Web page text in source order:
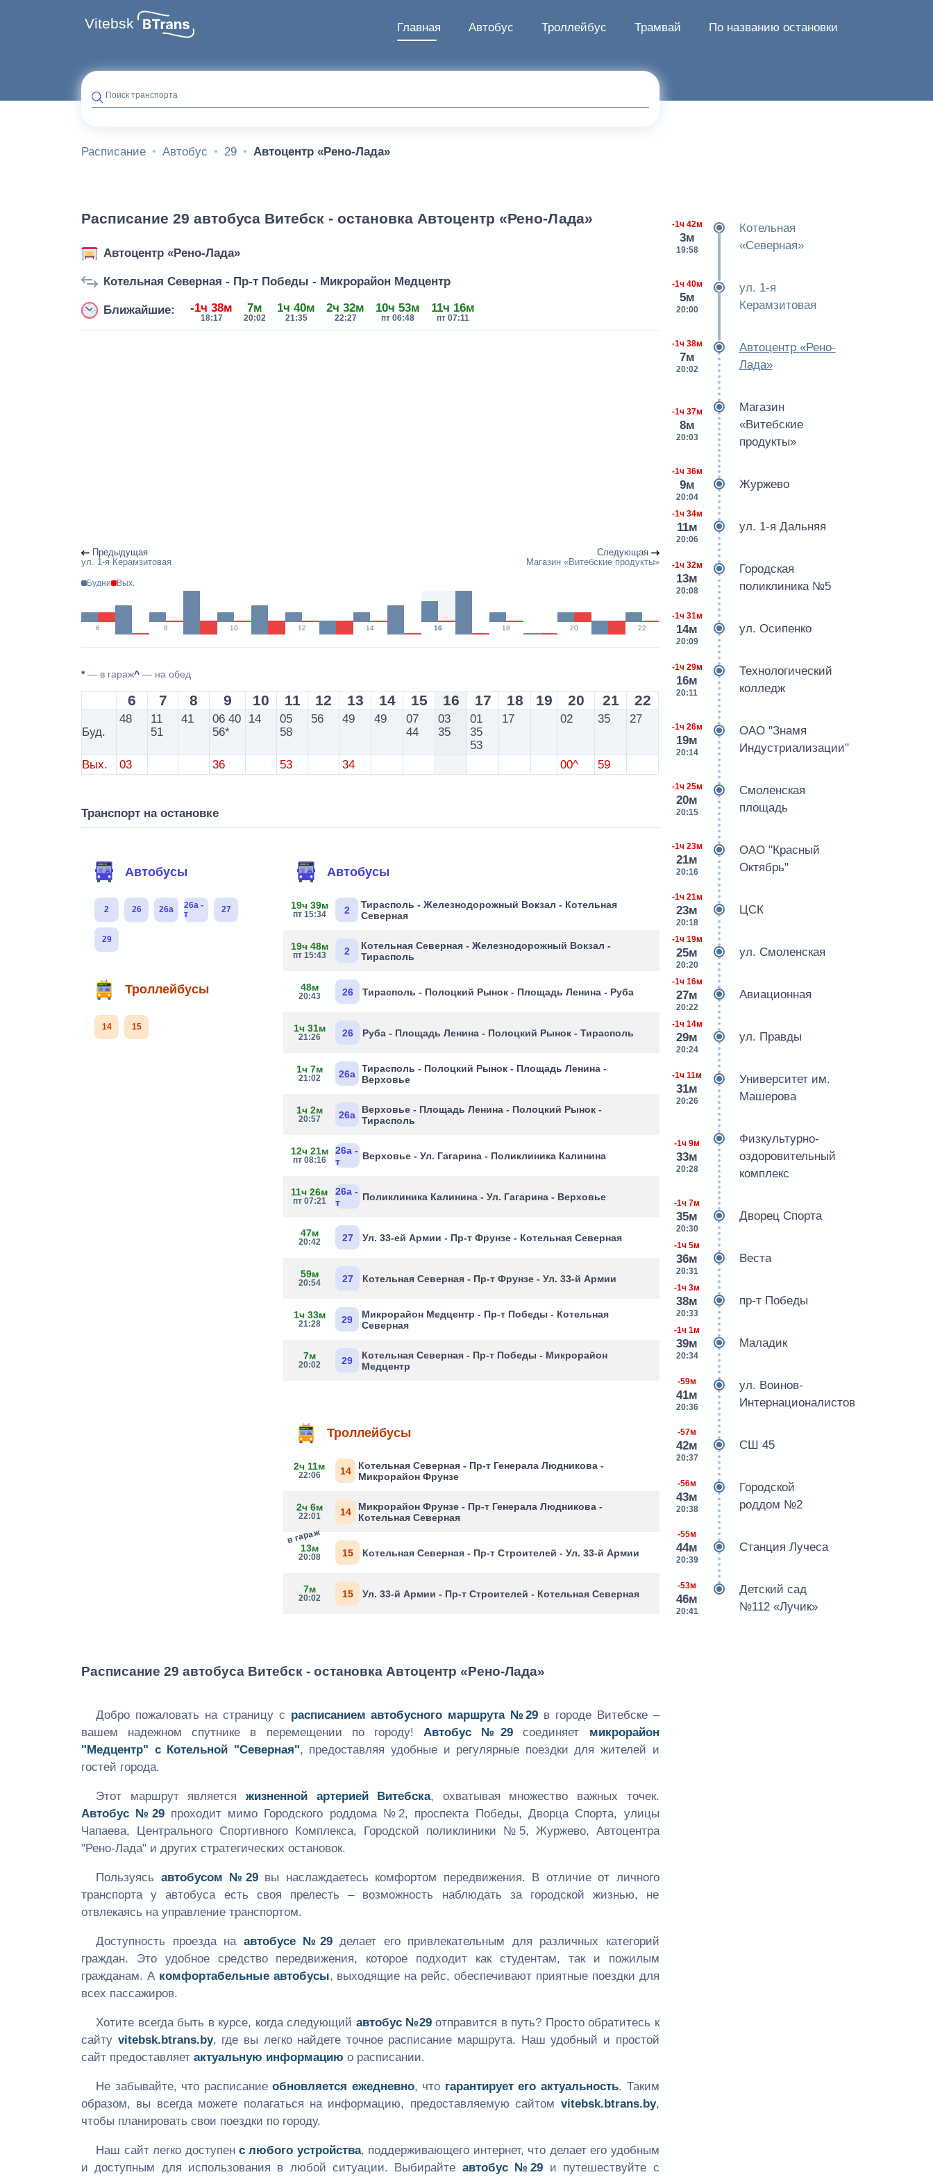
Vitebsk Главная Автобус Троллейбус Трамвай По названию остановки
Поиск транспорта
Расписание Автобус 29 Автоцентр «Рено-Лада»
Расписание 29 автобуса Витебск - остановка Автоцентр «Рено-Лада»
Автоцентр «Рено-Лада»
Котельная Северная - Пр-т Победы - Микрорайон Медцентр
Ближайшие: -1ч 38м
18:17
7м
20:02
1ч 40м
21:35
2ч 32м
22:27
10ч 53м
пт 06:48
11ч 16м
пт 07:11
Предыдущая
ул. 1-я Керамзитовая
Следующая
Магазин «Витебские продукты»
Будни Вых.
6 8 10 12 14 16 18 20 22
*— в гараж^ — на обед
6 7 8 9 10 11 12 13 14 15 16 17 18 19 20 21 22
Буд.
48
11
51
41 06 40
56*
14
05
58
56 49 49
07
44
03
35
01
35
53
17 02 35 27
Вых. 03 36 53 34 00^ 59
Транспорт на остановке
Автобусы
2 26 26а
26а -
т
27
29
Троллейбусы
14 15
Автобусы
19ч 39м
пт 15:34 2
Тирасполь - Железнодорожный Вокзал - Котельная
Северная
19ч 48м
пт 15:43 2
Котельная Северная - Железнодорожный Вокзал -
Тирасполь
48м
20:43 26 Тирасполь - Полоцкий Рынок - Площадь Ленина - Руба
1ч 31м
21:26 26 Руба - Площадь Ленина - Полоцкий Рынок - Тирасполь
1ч 7м
21:02 26а Тирасполь - Полоцкий Рынок - Площадь Ленина -
Верховье
1ч 2м
20:57 26а
Верховье - Площадь Ленина - Полоцкий Рынок -
Тирасполь
12ч 21м
пт 08:16
26а -
т
Верховье - Ул. Гагарина - Поликлиника Калинина
11ч 26м
пт 07:21
26а -
т
Поликлиника Калинина - Ул. Гагарина - Верховье
47м
20:42 27 Ул. 33-ей Армии - Пр-т Фрунзе - Котельная Северная
59м
20:54 27 Котельная Северная - Пр-т Фрунзе - Ул. 33-й Армии
1ч 33м
21:28 29
Микрорайон Медцентр - Пр-т Победы - Котельная
Северная
7м
20:02 29
Котельная Северная - Пр-т Победы - Микрорайон
Медцентр
Троллейбусы
2ч 11м
22:06 14
Котельная Северная - Пр-т Генерала Людникова -
Микрорайон Фрунзе
2ч 6м
22:01 14
Микрорайон Фрунзе - Пр-т Генерала Людникова -
Котельная Северная
13м
20:08
в гараж
15 Котельная Северная - Пр-т Строителей - Ул. 33-й Армии
7м
20:02 15 Ул. 33-й Армии - Пр-т Строителей - Котельная Северная
Расписание 29 автобуса Витебск - остановка Автоцентр «Рено-Лада»
Добро пожаловать на страницу с расписанием автобусного маршрута №29 в городе Витебске –
вашем надежном спутнике в перемещении по городу! Автобус №29 соединяет микрорайон
"Медцентр" с Котельной "Северная", предоставляя удобные и регулярные поездки для жителей и
гостей города.
Этот маршрут является жизненной артерией Витебска, охватывая множество важных точек.
Автобус №29проходит мимо Городского роддома №2, проспекта Победы, Дворца Спорта, улицы
Чапаева, Центрального Спортивного Комплекса, Городской поликлиники №5, Журжево, Автоцентра
"Рено-Лада" и других стратегических остановок.
Пользуясь автобусом №29вы наслаждаетесь комфортом передвижения. В отличие от личного
транспорта у автобуса есть своя прелесть – возможность наблюдать за городской жизнью, не
отвлекаясь на управление транспортом.
Доступность проезда на автобусе №29делает его привлекательным для различных категорий
граждан. Это удобное средство передвижения, которое подходит как студентам, так и пожилым
гражданам. А комфортабельные автобусы, выходящие на рейс, обеспечивают приятные поездки для
всех пассажиров.
Хотите всегда быть в курсе, когда следующий автобус №29отправится в путь? Просто обратитесь к
сайту vitebsk.btrans.by, где вы легко найдете точное расписание маршрута. Наш удобный и простой
сайт предоставляет актуальную информацию о расписании.
Не забывайте, что расписаниеобновляется ежедневно, что гарантирует его актуальность. Таким
образом, вы всегда можете полагаться на информацию, предоставляемую сайтом vitebsk.btrans.by,
чтобы планировать свои поездки по городу.
Наш сайт легко доступен с любого устройства, поддерживающего интернет, что делает его удобным
и доступным для использования в любой ситуации. Выбирайте автобус №29 и путешествуйте с
-1ч 42м
3м
19:58
Котельная
«Северная»
-1ч 40м
5м
20:00
ул. 1-я
Керамзитовая
-1ч 38м
7м
20:02
Автоцентр «Рено-
Лада»
-1ч 37м
8м
20:03
Магазин
«Витебские
продукты»
-1ч 36м
9м
20:04
Журжево
-1ч 34м
11м
20:06
ул. 1-я Дальняя
-1ч 32м
13м
20:08
Городская
поликлиника №5
-1ч 31м
14м
20:09
ул. Осипенко
-1ч 29м
16м
20:11
Технологический
колледж
-1ч 26м
19м
20:14
ОАО "Знамя
Индустриализации"
-1ч 25м
20м
20:15
Смоленская
площадь
-1ч 23м
21м
20:16
ОАО "Красный
Октябрь"
-1ч 21м
23м
20:18
ЦСК
-1ч 19м
25м
20:20
ул. Смоленская
-1ч 16м
27м
20:22
Авиационная
-1ч 14м
29м
20:24
ул. Правды
-1ч 11м
31м
20:26
Университет им.
Машерова
-1ч 9м
33м
20:28
Физкультурно-
оздоровительный
комплекс
-1ч 7м
35м
20:30
Дворец Спорта
-1ч 5м
36м
20:31
Веста
-1ч 3м
38м
20:33
пр-т Победы
-1ч 1м
39м
20:34
Маладик
-59м
41м
20:36
ул. Воинов-
Интернационалистов
-57м
42м
20:37
СШ 45
-56м
43м
20:38
Городской
роддом №2
-55м
44м
20:39
Станция Лучеса
-53м
46м
20:41
Детский сад
№112 «Лучик»